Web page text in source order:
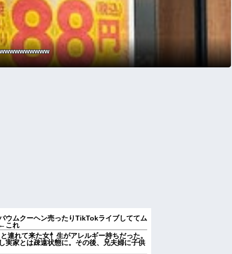
ｗｗｗｗｗ
ウムクーヘン売ったりTikTokライブしててム
これ
連れて来た女忄生がアレルギー持ちだった。
実家とは疎遠状態に。その後、兄夫婦に子供